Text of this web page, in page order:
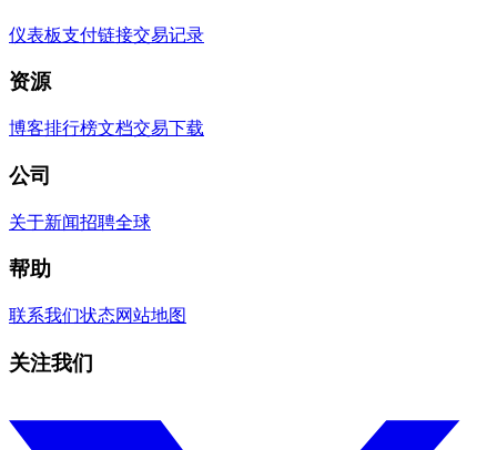
仪表板支付链接交易记录
资源
博客排行榜文档交易下载
公司
关于新闻招聘全球
帮助
联系我们状态网站地图
关注我们